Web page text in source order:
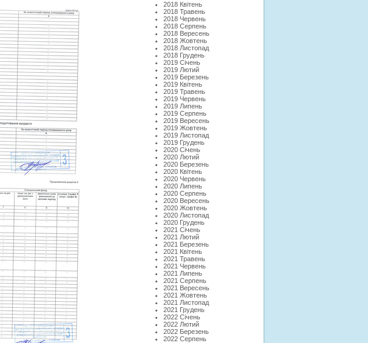
2018 Квітень
2018 Травень
2018 Червень
2018 Серпень
2018 Вересень
2018 Жовтень
2018 Листопад
2018 Грудень
2019 Січень
2019 Лютий
2019 Березень
2019 Квітень
2019 Травень
2019 Червень
2019 Липень
2019 Серпень
2019 Вересень
2019 Жовтень
2019 Листопад
2019 Грудень
2020 Січень
2020 Лютий
2020 Березень
2020 Квітень
2020 Червень
2020 Липень
2020 Серпень
2020 Вересень
2020 Жовтень
2020 Листопад
2020 Грудень
2021 Січень
2021 Лютий
2021 Березень
2021 Квітень
2021 Травень
2021 Червень
2021 Липень
2021 Серпень
2021 Вересень
2021 Жовтень
2021 Листопад
2021 Грудень
2022 Січень
2022 Лютий
2022 Березень
2022 Серпень